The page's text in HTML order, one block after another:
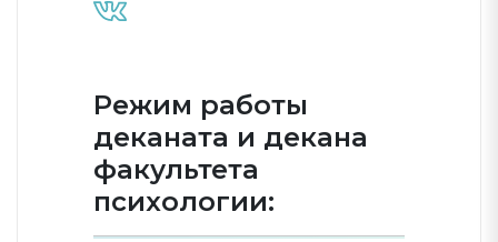
Режим работы
деканата и декана
факультета
психологии: